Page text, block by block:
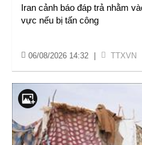
Iran cảnh báo đáp trả nhằm
vực nếu bị tấn công
06/08/2026 14:32 TTXVN